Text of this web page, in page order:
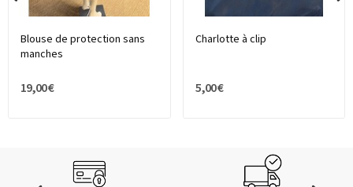
Blouse de protection sans
manches
19,00 €
Charlotte à clip
5,00 €